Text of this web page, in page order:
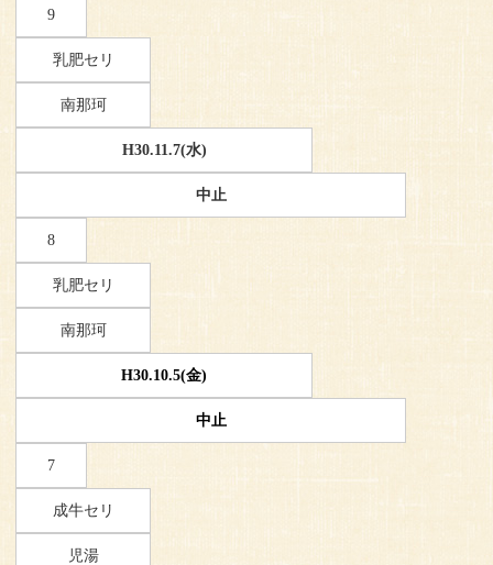
9
乳肥セリ
南那珂
H30.11.7(水)
中止
8
乳肥セリ
南那珂
H30.10.5(金)
中止
7
成牛セリ
児湯